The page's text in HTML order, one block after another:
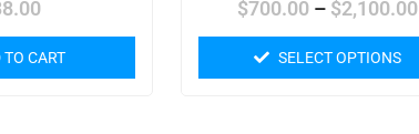
TO CART
$700.00 – $2,100.00
SELECT OPTIONS